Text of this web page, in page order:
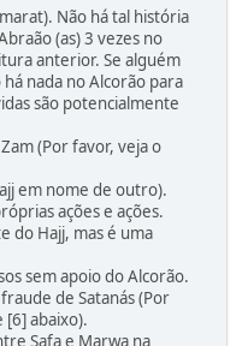
Não há tal história
(as) 3 vezes no
anterior. Se alguém
nada no Alcorão para
são potencialmente
(Por favor, veja o
em nome de outro).
ações e ações.
do Hajj, mas é uma
sem apoio do Alcorão.
de Satanás (Por
[6] abaixo).